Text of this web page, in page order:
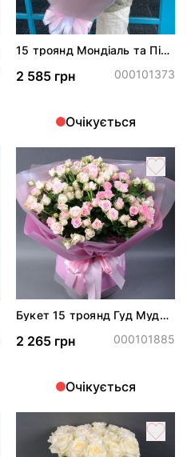
15 троянд Мондіаль та Пінк
2 585 грн 000101373
Очікується
Букет 15 троянд Гуд Муд
2 265 грн 000101885
Очікується